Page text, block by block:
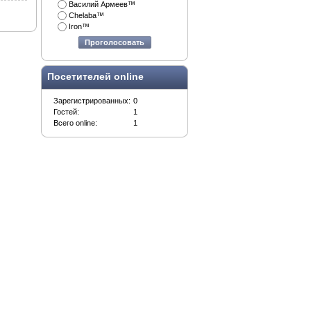
Василий Армеев™
Chelaba™
Iron™
Проголосовать
Посетителей online
Зарегистрированных: 0
Гостей:
1
Всего online:
1